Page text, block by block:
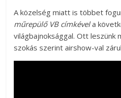
A közelség miatt is többet
műrepülő VB címkévela
világbajnoksággal. Ott leszünk
szokás szerint airshow-val